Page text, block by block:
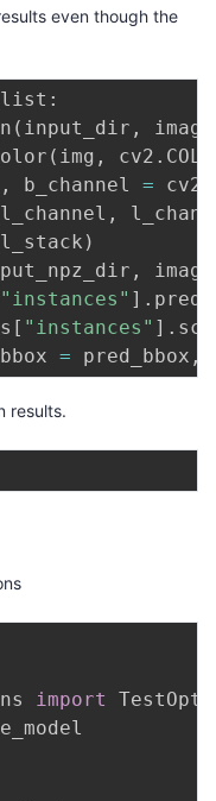
even though the
:
( input_dir ,
( img , cv2 .
, b_channel = cv2
l_channel ,
l_stack )
,
"instances" ] .
[ "instances" ] .
bbox = pred_bbox ,
results.
import